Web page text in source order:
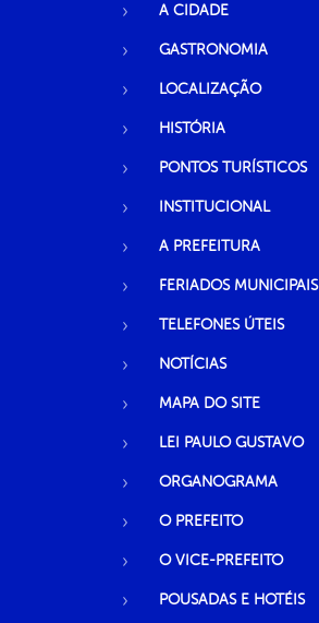
A CIDADE
GASTRONOMIA
LOCALIZAÇÃO
HISTÓRIA
PONTOS TURÍSTICOS
INSTITUCIONAL
A PREFEITURA
FERIADOS MUNICIPAIS
TELEFONES ÚTEIS
NOTÍCIAS
MAPA DO SITE
LEI PAULO GUSTAVO
ORGANOGRAMA
O PREFEITO
O VICE-PREFEITO
POUSADAS E HOTÉIS